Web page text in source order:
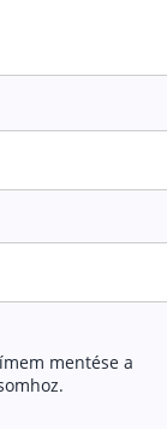
mentése a